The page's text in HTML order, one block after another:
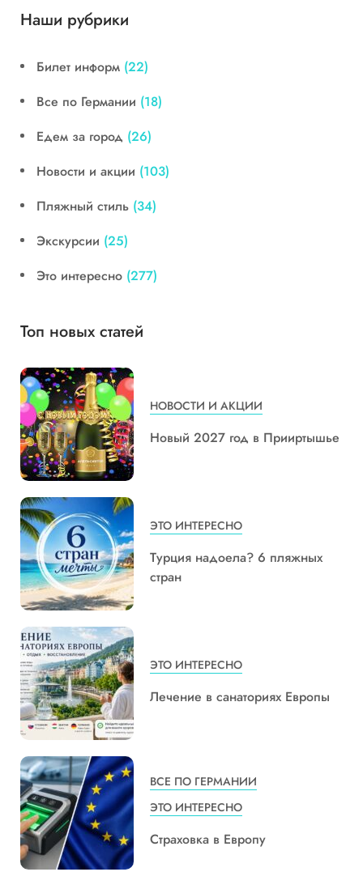
Наши рубрики
Билет информ (22)
Все по Германии (18)
Едем за город (26)
Новости и акции (103)
Пляжный стиль (34)
Экскурсии (25)
Это интересно (277)
Топ новых статей
НОВОСТИ И АКЦИИ
Новый 2027 год в Прииртышье
ЭТО ИНТЕРЕСНО
Турция надоела? 6 пляжных
стран
ЭТО ИНТЕРЕСНО
Лечение в санаториях Европы
ВСЕ ПО ГЕРМАНИИ
ЭТО ИНТЕРЕСНО
Страховка в Европу